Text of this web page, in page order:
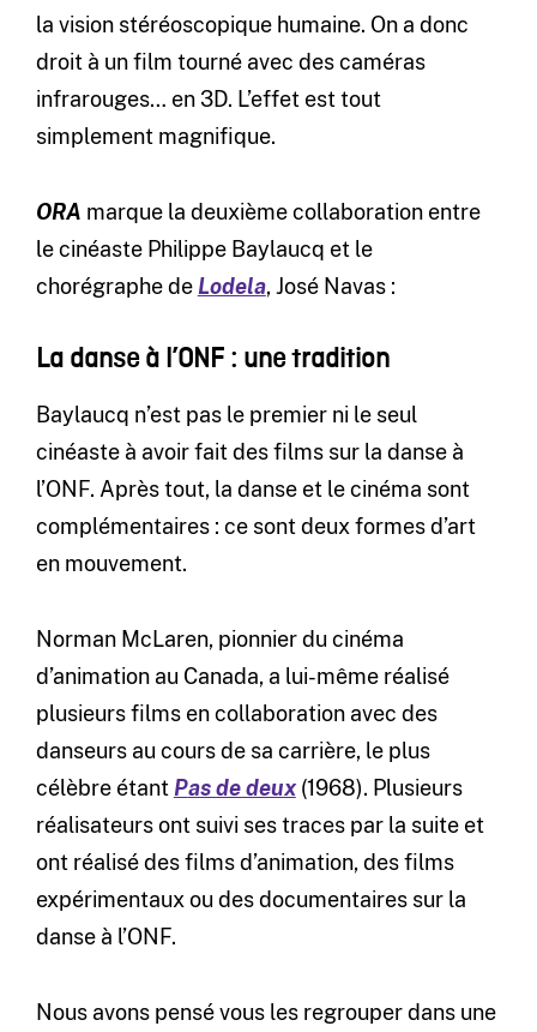
la vision stéréoscopique humaine. On a donc
droit à un film tourné avec des caméras
infrarouges… en 3D. L’effet est tout
simplement magnifique.
ORA marque la deuxième collaboration entre
le cinéaste Philippe Baylaucq et le
chorégraphe de Lodela, José Navas :
La danse à l’ONF : une tradition
Baylaucq n’est pas le premier ni le seul
cinéaste à avoir fait des films sur la danse à
l’ONF. Après tout, la danse et le cinéma sont
complémentaires : ce sont deux formes d’art
en mouvement.
Norman McLaren, pionnier du cinéma
d’animation au Canada, a lui-même réalisé
plusieurs films en collaboration avec des
danseurs au cours de sa carrière, le plus
célèbre étant Pas de deux(1968). Plusieurs
réalisateurs ont suivi ses traces par la suite et
ont réalisé des films d’animation, des films
expérimentaux ou des documentaires sur la
danse à l’ONF.
Nous avons pensé vous les regrouper dans une